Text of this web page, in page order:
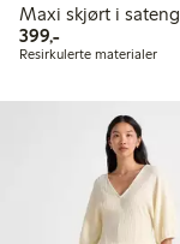
Maxi skjørt i sateng
399,-399,00 kr
Resirkulerte materialer